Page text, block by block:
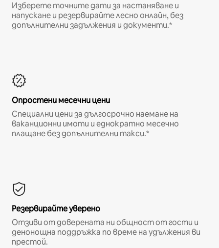
Изберете точните дати за настаняване и
напускане и резервирайте лесно онлайн, без
допълнителни задължения и документи.*
Опростени месечни цени
Специални цени за дългосрочно наемане на
ваканционни имоти и еднократно месечно
плащане без допълнителни такси.*
Резервирайте уверено
Отзиви от доверената ни общност от гости и
денонощна поддръжка по време на удължения ви
престой.